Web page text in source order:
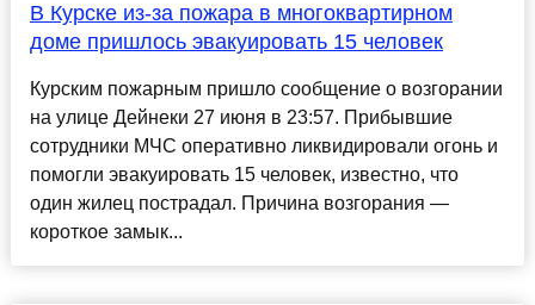
В Курске из-за пожара в многоквартирном
доме пришлось эвакуировать 15 человек
Курским пожарным пришло сообщение о возгорании
на улице Дейнеки 27 июня в 23:57. Прибывшие
сотрудники МЧС оперативно ликвидировали огонь и
помогли эвакуировать 15 человек, известно, что
один жилец пострадал. Причина возгорания —
короткое замык...